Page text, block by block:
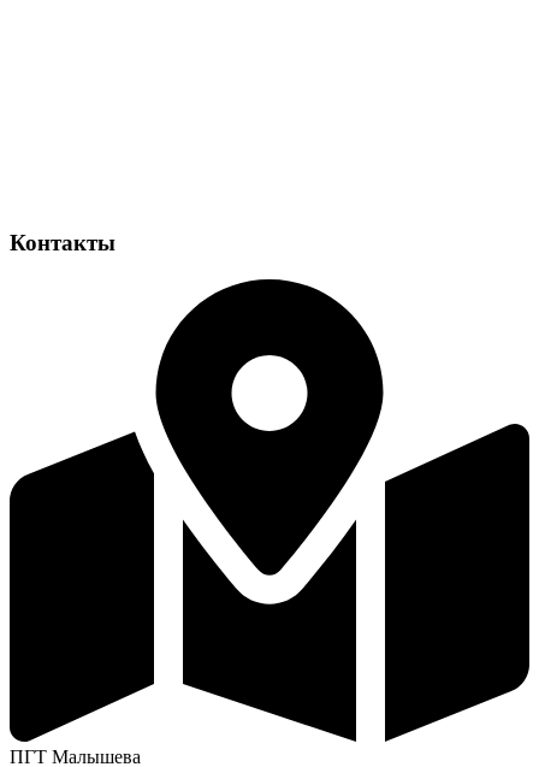
Контакты
ПГТ Малышева